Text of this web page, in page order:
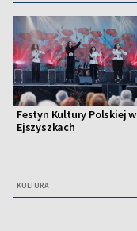
Festyn Kultury Polskiej w
Ejszyszkach
KULTURA